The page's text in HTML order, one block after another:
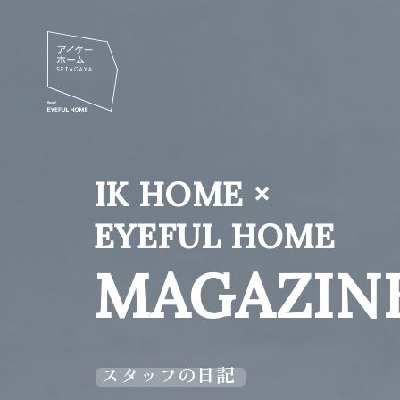
IK HOME ×
EYEFUL HOME
スタッフの日記